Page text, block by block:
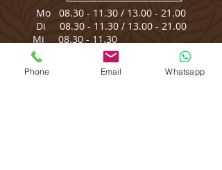
Mo 08.30 - 11.30 / 13.00 - 21.00
Di 08.30 - 11.30/ 13.00 - 21.00
Mi 08.30 - 11.30
Do
08.30 - 11.30/
13.00 - 21.00
Fr
08.30 - 11.30/
13.00 - 18.00
Phone Email Whatsapp